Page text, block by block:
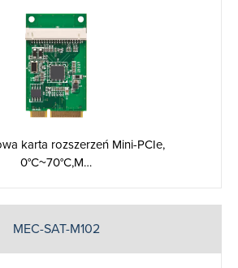
karta rozszerzeń Mini-PCIe,
0°C~70°C,M…
MEC-SAT-M102